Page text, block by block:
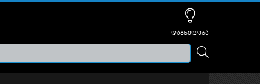
დაბნელება